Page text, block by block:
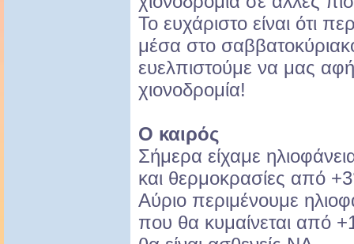
Το ευχάριστο είναι ότι
μέσα στο
ευελπιστούμε να μας
χιονοδρομία!
Ο καιρός
Σήμερα είχαμε
και θερμοκρασίες από
Αύριο περιμένουμε
που θα κυμαίνεται από